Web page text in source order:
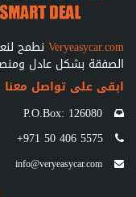
Veryeasycar.com نطمح
الصفقة بشكل عادل
ابقى على تواصل معنا
P.O.Box: 126080
+971 50 406 5575
info@veryeasycar.com